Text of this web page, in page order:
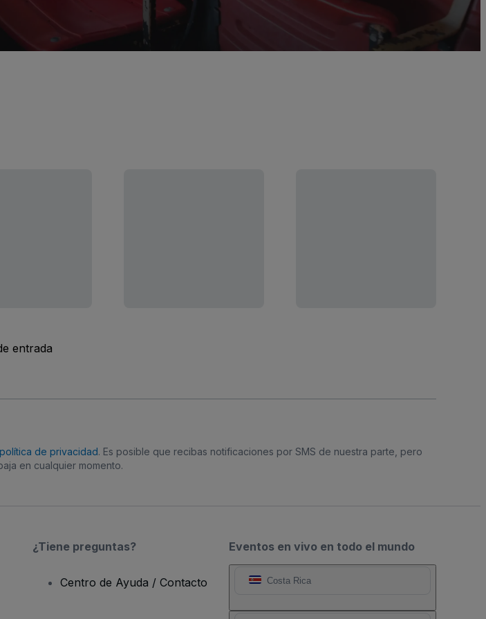
entrada
política de privacidad. Es posible que recibas notificaciones por SMS de nuestra parte, pero
en cualquier momento.
Eventos en vivo en todo el mundo
Costa Rica
¿Tiene preguntas?
Centro de Ayuda / Contacto